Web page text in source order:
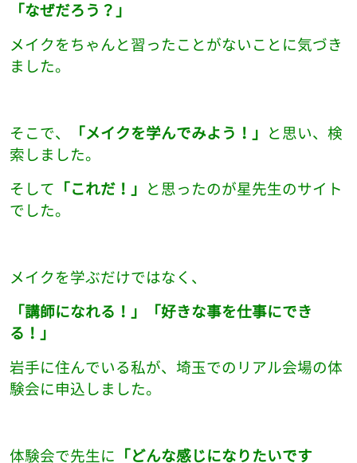
「なぜだろう？」
メイクをちゃんと習ったことがないことに気づき
ました。
そこで、 「メイクを学んでみよう！」 と思い、検
索しました。
そして 「これだ！」 と思ったのが星先生のサイト
でした。
メイクを学ぶだけではなく、
「講師になれる！」「好きな事を仕事にでき
る！」
岩手に住んでいる私が、埼玉でのリアル会場の体
験会に申込しました。
体験会で先生に 「どんな感じになりたいです